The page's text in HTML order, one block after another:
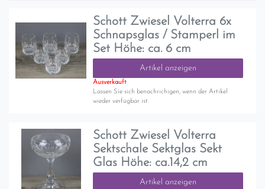
Schott Zwiesel Volterra 6x
Schnapsglas / Stamperl im
Set Höhe: ca. 6 cm
Artikel anzeigen
Ausverkauft
Lassen Sie sich benachrichigen, wenn der Artikel
wieder verfügbar ist.
Schott Zwiesel Volterra
Sektschale Sektglas Sekt
Glas Höhe: ca.14,2 cm
Artikel anzeigen